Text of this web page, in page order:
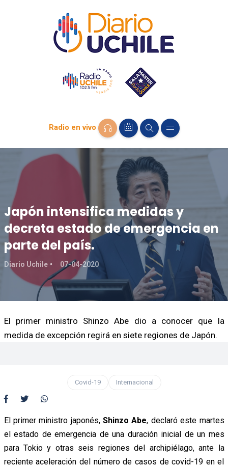
Radio en vivo
Japón intensifica medidas y
decreta estado de emergencia en
parte del país.
Diario Uchile 07-04-2020
El primer ministro Shinzo Abe dio a conocer que la
medida de excepción regirá en siete regiones de Japón.
Covid-19 Internacional
El primer ministro japonés, Shinzo Abe, declaró este martes
el estado de emergencia de una duración inicial de un mes
para Tokio y otras seis regiones del archipiélago, ante la
reciente aceleración del número de casos de covid-19 en el